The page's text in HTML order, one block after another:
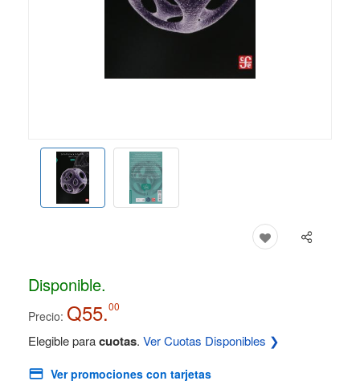
Disponible.
Precio: Q55.00
Elegible paracuotas. Ver Cuotas Disponibles ❯
Ver promociones con tarjetas